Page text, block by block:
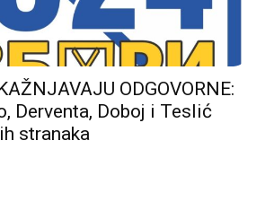
ODGOVORNE:
Derventa, Doboj i Teslić
stranaka